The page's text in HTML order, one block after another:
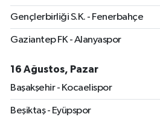
Gençlerbirliği S.K. - Fenerbahçe
Gaziantep FK - Alanyaspor
16 Ağustos, Pazar
Başakşehir - Kocaelispor
Beşiktaş - Eyüpspor